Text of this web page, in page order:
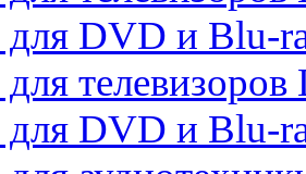
DVD и Blu-
телевизоров
DVD и Blu-